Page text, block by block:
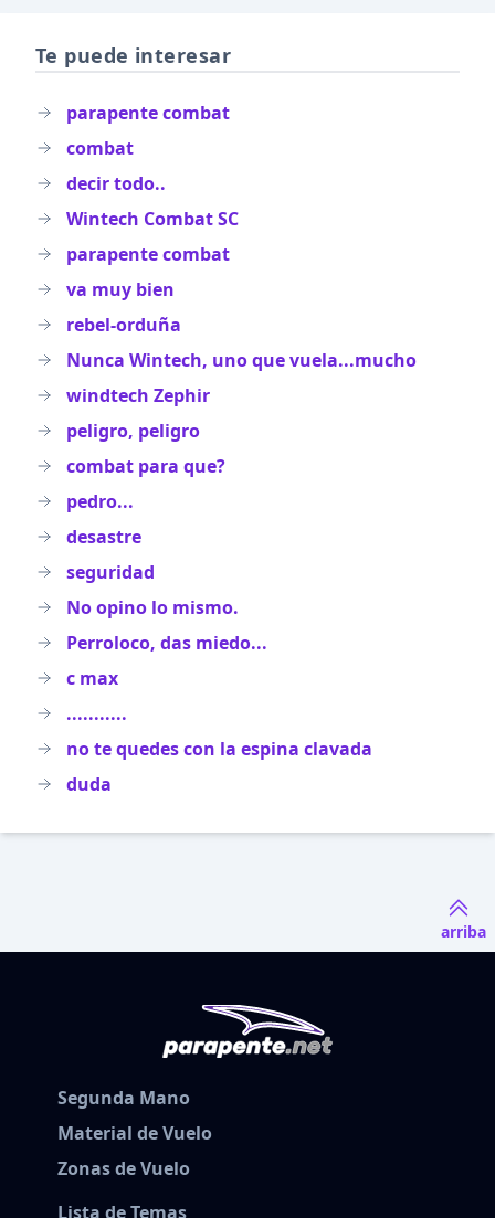
Te puede interesar
parapente combat
combat
decir todo..
Wintech Combat SC
parapente combat
va muy bien
rebel-orduña
Nunca Wintech, uno que vuela...mucho
windtech Zephir
peligro, peligro
combat para que?
pedro...
desastre
seguridad
No opino lo mismo.
Perroloco, das miedo...
c max
...........
no te quedes con la espina clavada
duda
arriba
Segunda Mano
Material de Vuelo
Zonas de Vuelo
Lista de Temas